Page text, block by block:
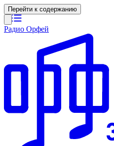
Перейти к содержанию
Радио Орфей